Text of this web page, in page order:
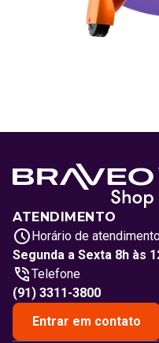
ATENDIMENTO
Horário de
Segunda a Sexta 8h às
Telefone
(91) 3311-3800
Entrar em contato